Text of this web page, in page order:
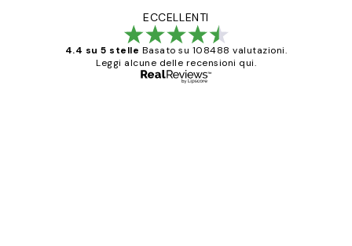
ECCELLENTI
4.4 su 5 stelle Basato su 108488 valutazioni.
Leggi alcune delle recensioni qui.